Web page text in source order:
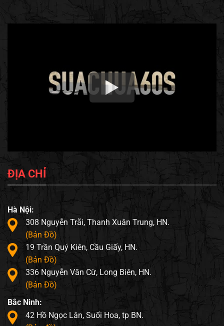
ĐỊA CHỈ
Hà Nội:
308 Nguyễn Trãi, Thanh Xuân Trung, HN.
(Bản Đồ)
19 Trần Quý Kiên, Cầu Giấy, HN.
(Bản Đồ)
336 Nguyễn Văn Cừ, Long Biên, HN.
(Bản Đồ)
Bắc Ninh:
42 Hồ Ngọc Lân, Suối Hoa, tp BN.